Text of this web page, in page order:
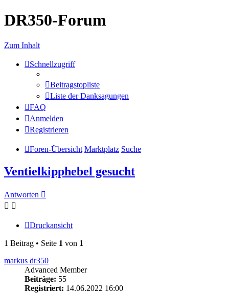
DR350-Forum
Zum Inhalt
Schnellzugriff
Beitragstopliste
Liste der Danksagungen
FAQ
Anmelden
Registrieren
Foren-Übersicht Marktplatz Suche
Ventielkipphebel gesucht
Antworten
Druckansicht
1 Beitrag • Seite 1 von 1
markus dr350
Advanced Member
Beiträge: 55
Registriert: 14.06.2022 16:00